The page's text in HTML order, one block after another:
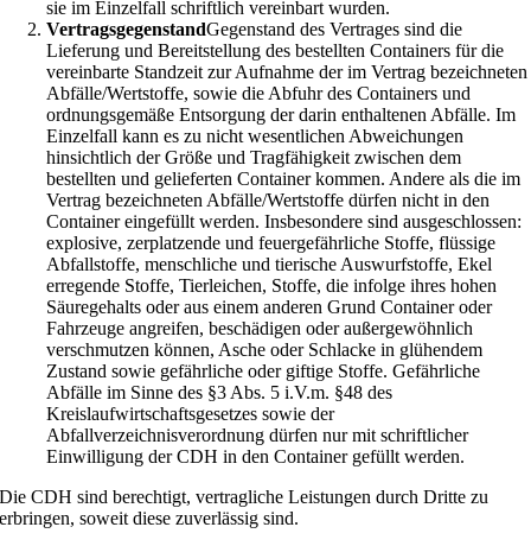
sie im Einzelfall schriftlich vereinbart wurden.
VertragsgegenstandGegenstand des Vertrages sind die
Lieferung und Bereitstellung des bestellten Containers für die
vereinbarte Standzeit zur Aufnahme der im Vertrag bezeichneten
Abfälle/Wertstoffe, sowie die Abfuhr des Containers und
ordnungsgemäße Entsorgung der darin enthaltenen Abfälle. Im
Einzelfall kann es zu nicht wesentlichen Abweichungen
hinsichtlich der Größe und Tragfähigkeit zwischen dem
bestellten und gelieferten Container kommen. Andere als die im
Vertrag bezeichneten Abfälle/Wertstoffe dürfen nicht in den
Container eingefüllt werden. Insbesondere sind ausgeschlossen:
explosive, zerplatzende und feuergefährliche Stoffe, flüssige
Abfallstoffe, menschliche und tierische Auswurfstoffe, Ekel
erregende Stoffe, Tierleichen, Stoffe, die infolge ihres hohen
Säuregehalts oder aus einem anderen Grund Container oder
Fahrzeuge angreifen, beschädigen oder außergewöhnlich
verschmutzen können, Asche oder Schlacke in glühendem
Zustand sowie gefährliche oder giftige Stoffe. Gefährliche
Abfälle im Sinne des §3 Abs. 5 i.V.m. §48 des
Kreislaufwirtschaftsgesetzes sowie der
Abfallverzeichnisverordnung dürfen nur mit schriftlicher
Einwilligung der CDH in den Container gefüllt werden.
Die CDH sind berechtigt, vertragliche Leistungen durch Dritte zu
erbringen, soweit diese zuverlässig sind.